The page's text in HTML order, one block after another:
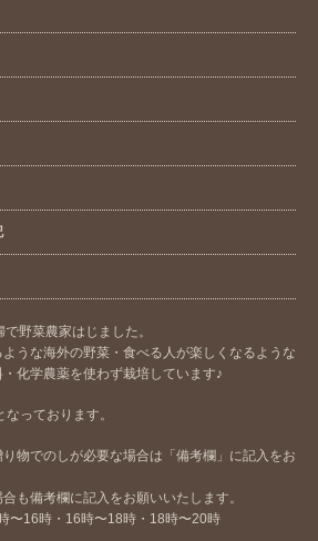
野菜農家はじました。
うな海外の野菜・食べる人が楽しくなるような
化学農薬を使わず栽培しています♪
っております。
物でのしが必要な場合は「備考欄」に記入をお
も備考欄に記入をお願いいたします。
〜16時・16時〜18時・18時〜20時